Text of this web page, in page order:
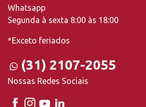
Whatsapp
Segunda à sexta 8:00 às 18:00
*Exceto feriados
(31) 2107-2055
Nossas Redes Sociais